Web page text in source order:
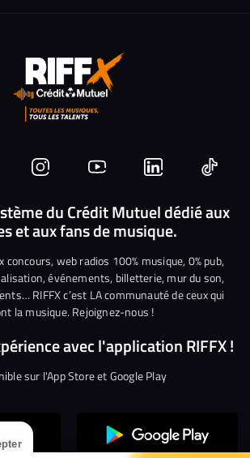
Nous
rejoindre
sur
Instagram
Nous
rejoindre
sur
YouTube
Nous
rejoindre
sur
Linkedin
Nous
du Crédit Mutuel dédié aux
et aux fans de musique.
web radios 100% musique, 0% pub,
événements, billetterie, mur du son,
RIFFX c’est LA communauté de ceux qui
la musique. Rejoignez-nous !
avec l'application RIFFX !
sur l'App Store et Google Play